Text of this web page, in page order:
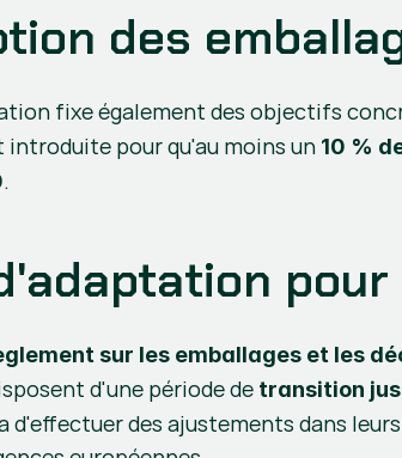
des
fixe également des objectifs
pour qu'au moins un 10 %
.
sur les emballages et les
d'une période de transition
d'effectuer des ajustements dans